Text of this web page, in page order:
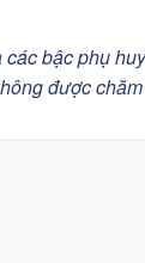
bậc phụ
được